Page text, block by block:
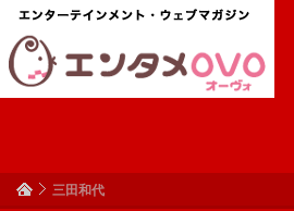
三田和代